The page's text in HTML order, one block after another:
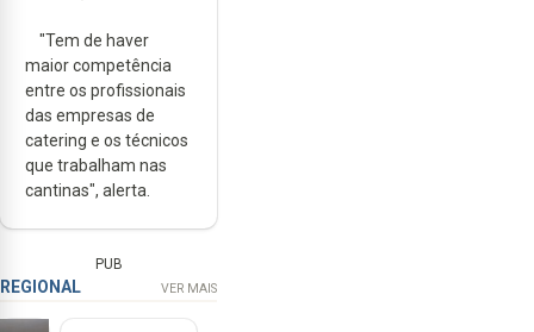
"Tem de haver
maior competência
entre os profissionais
das empresas de
catering e os técnicos
que trabalham nas
cantinas", alerta.
PUB
REGIONAL VER MAIS